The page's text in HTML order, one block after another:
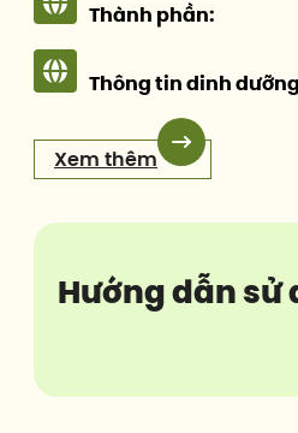
Thành phần:
Thông tin dinh
Xem thêm
Hướng dẫn sử